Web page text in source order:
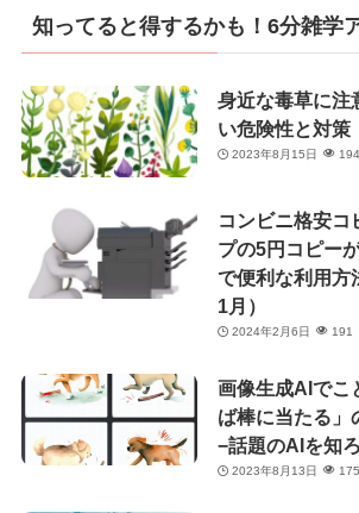
リ
ー
知ってると得するかも！6分雑学
身近な毒草に注
い危険性と対策
2023年8月15日 194
コンビニ格安コ
プの5円コピー
で便利な利用方
1月）
2024年2月6日 191
画像生成AIでこ
ば棒に当たる」
−話題のAIを知
2023年8月13日 175